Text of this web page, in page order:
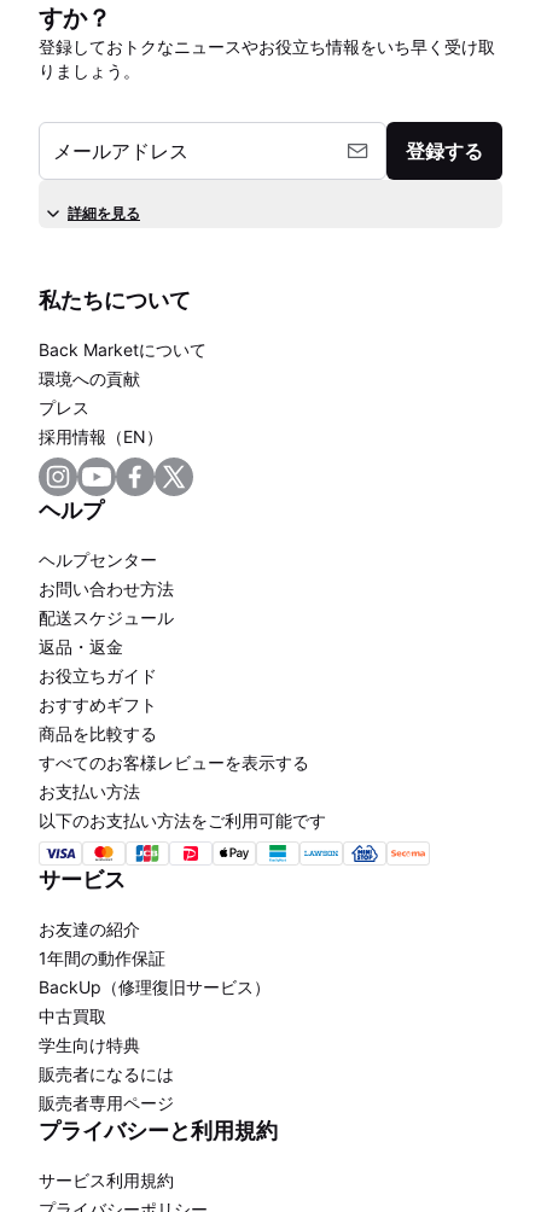
すか？
登録しておトクなニュースやお役立ち情報をいち早く受け取
りましょう。
メールアドレス 登録する
詳細を見る
私たちについて
Back Marketについて
環境への貢献
プレス
採用情報（EN）
ヘルプ
ヘルプセンター
お問い合わせ方法
配送スケジュール
返品・返金
お役立ちガイド
おすすめギフト
商品を比較する
すべてのお客様レビューを表示する
お支払い方法
以下のお支払い方法をご利用可能です
サービス
お友達の紹介
1年間の動作保証
BackUp（修理復旧サービス）
中古買取
学生向け特典
販売者になるには
販売者専用ページ
プライバシーと利用規約
サービス利用規約